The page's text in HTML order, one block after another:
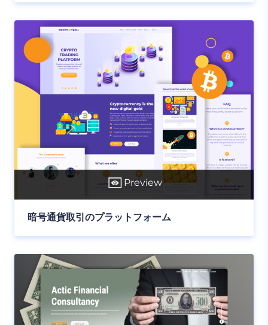
Preview
暗号通貨取引のプラットフォーム